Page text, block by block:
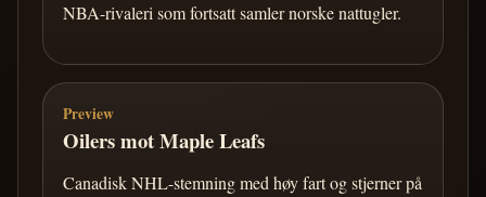
NBA-rivaleri som fortsatt samler norske nattugler.
Preview
Oilers mot Maple Leafs
Canadisk NHL-stemning med høy fart og stjerner på